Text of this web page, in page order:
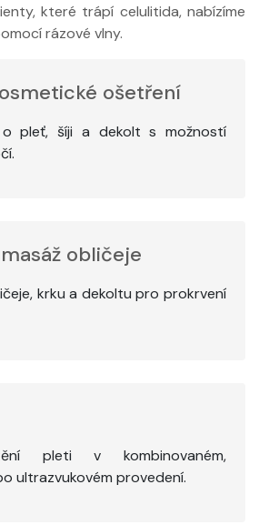
které trápí celulitida, nabízíme
rázové vlny.
ošetření
o pleť, šíji a dekolt s možností
obličeje
krku a dekoltu pro prokrvení
pleti v kombinovaném,
ultrazvukovém provedení.